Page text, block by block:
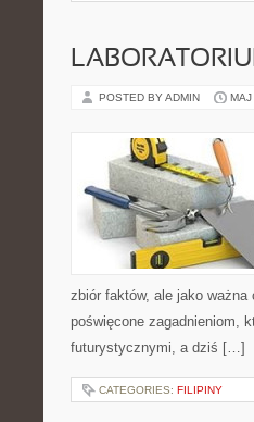
POSTED BY ADMIN
zbiór faktów, ale jako
poświęcone zagadnieniom,
futurystycznymi, a dziś […]
CATEGORIES: FILIPINY